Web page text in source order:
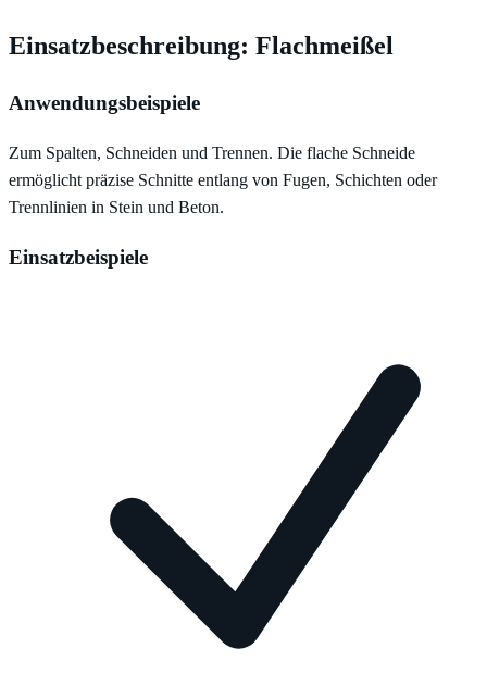
Einsatzbeschreibung: Flachmeißel
Anwendungsbeispiele
Zum Spalten, Schneiden und Trennen. Die flache Schneide
ermöglicht präzise Schnitte entlang von Fugen, Schichten oder
Trennlinien in Stein und Beton.
Einsatzbeispiele